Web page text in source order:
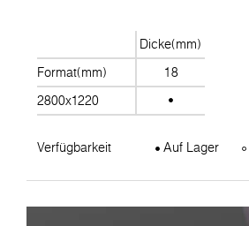
Dicke(mm)
Format(mm)
18
2800x1220
Verfügbarkeit Auf Lager